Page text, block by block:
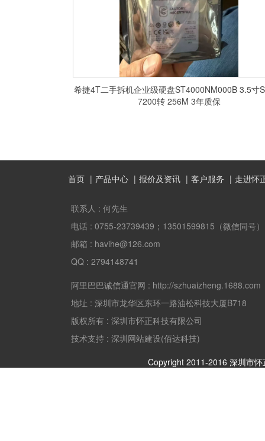
希捷4T二手拆机企业级硬盘ST4000NM000B 3.5寸
7200转 256M 3年质保
首页 产品中心 报价及资讯 客户服务 走进怀
联系人 : 何先生
电话 : 0755-23739439；13501599815（微信同号）
邮箱 : havihe@126.com
QQ : 2794148741
阿里巴巴诚信通官网 : http://szhuaizheng.1688.com
地址 : 深圳市龙华区东环一路油松科技大厦B718
版权所有 : 深圳市怀正科技有限公司
技术支持 : 深圳网站建设(佰达科技)
Copyright 2011-2016 深圳市